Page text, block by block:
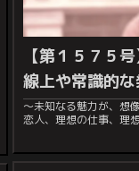
【第１５７５
線上や常識的
～未知なる魅力が、想像の壁を
恋人、理想の仕事、理